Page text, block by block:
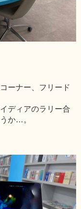
ーナー、フリード
ディアのラリー合
か…。